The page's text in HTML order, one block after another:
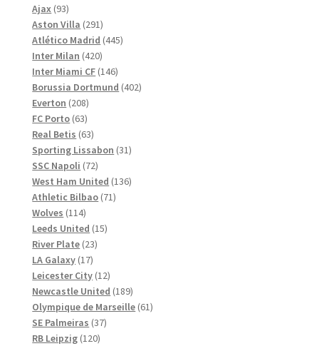
Ajax 9393
produkter
Aston Villa 291291
produkter
Atlético Madrid 445445
Inter Milan 420420
produkter
Inter Miami CF 146146
produkter
Borussia Dortmund 402402
Everton 208208
produkter
FC Porto 6363
produkter
Real Betis 6363
produkter
Sporting Lissabon 3131
SSC Napoli 7272
produkter
West Ham United 136136
Athletic Bilbao 7171
Wolves 114114
produkter
Leeds United 1515
River Plate 2323
LA Galaxy 1717
produkter
Leicester City 1212
produkter
Newcastle United 189189
produkter
Olympique de Marseille 6161
SE Palmeiras 3737
RB Leipzig 120120